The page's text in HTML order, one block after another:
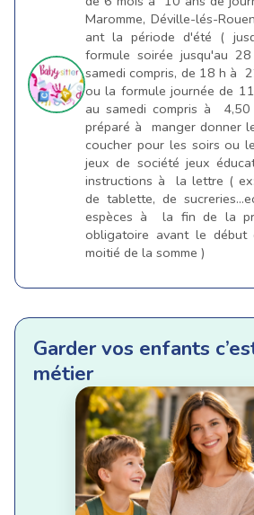
Maromme, Déville-lés-
ant la période d'été (
formule soirée jusqu'au
samedi compris, de 18 h à
ou la formule journée de
au samedi compris à 4,50
préparé à manger donner
coucher pour les soirs ou
jeux de société jeux
instructions à la lettre (
de tablette, de
espèces à la fin de la
obligatoire avant le
moitié de la somme )
Garder vos enfants
métier